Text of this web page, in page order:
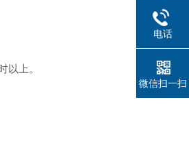
以上。
电话
微信扫一扫